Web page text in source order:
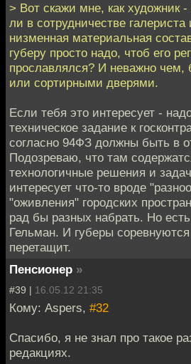
> Вот скажи мне, как художник -
ли в сотрудничестве галериста
низменная материальная
губеру просто надо, чтоб его
прославлялся? И неважно
или сортирными дверями.
Если тебя это интересует -
техническое задание к
согласно 94ФЗ должны быть в
Подозреваю, что там
технологичные решения и
интересует что-то вроде
"оживления" городских
рад бы разных набрать. Но
Гельман. И губеры соревнуются
перетащит.
Пенсионер »
#39 | 16.05.12 21:35
Кому: Aspers, #32
Спасибо, я не знал про такое
редакциях.